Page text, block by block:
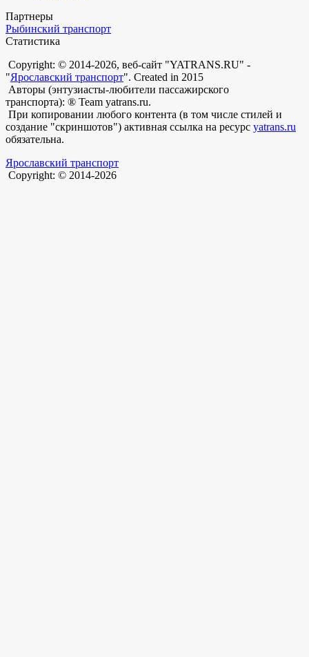
Партнеры
Рыбинский транспорт
Статистика
Copyright: © 2014-2026, веб-сайт "YATRANS.RU" -
"Ярославский транспорт". Created in 2015
Авторы (энтузиасты-любители пассажирского
транспорта): ® Team yatrans.ru.
При копировании любого контента (в том числе стилей и
создание "скриншотов") активная ссылка на ресурс yatrans.ru
обязательна.
Ярославский транспорт
Copyright: © 2014-2026